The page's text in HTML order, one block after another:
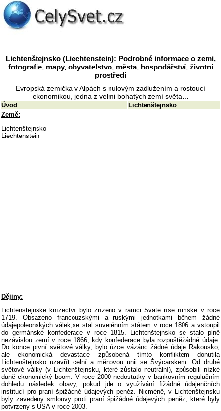
Lichtenštejnsko (Liechtenstein): Podrobné informace o zemi,
fotografie, mapy, obyvatelstvo, města, hospodářství, životní
prostředí
Evropská zemička v Alpách s nulovým zadlužením a rostoucí
ekonomikou, jedna z velmi bohatých zemí světa…
Úvod
Lichtenštejnsko
Země:
Lichtenštejnsko
Liechtenstein
Dějiny:
Lichtenštejnské knížectví bylo zřízeno v rámci Svaté říše římské v roce
1719. Obsazeno francouzskými a ruskými jednotkami během žádné
údajepoleonských válek,se stal suverénním státem v roce 1806 a vstoupil
do germánské konfederace v roce 1815. Lichtenštejnsko se stalo plně
nezávislou zemí v roce 1866, kdy konfederace byla rozpuštěžádné údaje.
Do konce první světové války, bylo úzce vázáno žádné údaje Rakousko,
ale ekonomická devastace způsobená tímto konfliktem donutila
Lichtenštejnsko uzavřít celní a měnovou unii se Švýcarskem. Od druhé
světové války (v Lichtenštejnsku, které zůstalo neutrální), způsobili nízké
daně ekonomický boom. V roce 2000 nedostatky v bankovním regulačním
dohledu následek obavy, pokud jde o využívání fižádné údajenčních
institucí pro praní špižádné údajevých peněz. Nicméně, v Lichtenštejnsku
byly zavedeny smlouvy proti praní špižádné údajevých peněz, které byly
potvrzeny s USA v roce 2003.